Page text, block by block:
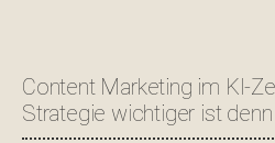
Content Marketing im KI-
Strategie wichtiger ist